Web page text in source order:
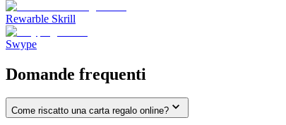
Rewarble Skrill
Swype
Domande frequenti
Come riscatto una carta regalo online?